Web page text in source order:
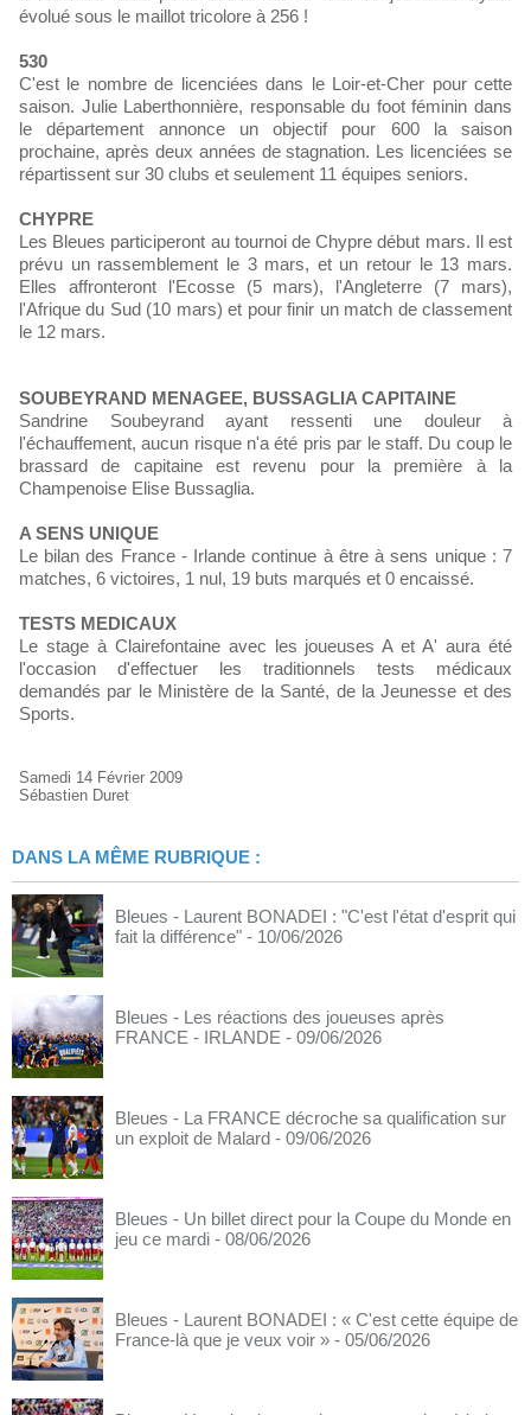
évolué sous le maillot tricolore à 256 !
530
C'est le nombre de licenciées dans le Loir-et-Cher pour cette
saison. Julie Laberthonnière, responsable du foot féminin dans
le département annonce un objectif pour 600 la saison
prochaine, après deux années de stagnation. Les licenciées se
répartissent sur 30 clubs et seulement 11 équipes seniors.
CHYPRE
Les Bleues participeront au tournoi de Chypre début mars. Il est
prévu un rassemblement le 3 mars, et un retour le 13 mars.
Elles affronteront l'Ecosse (5 mars), l'Angleterre (7 mars),
l'Afrique du Sud (10 mars) et pour finir un match de classement
le 12 mars.
SOUBEYRAND MENAGEE, BUSSAGLIA CAPITAINE
Sandrine Soubeyrand ayant ressenti une douleur à
l'échauffement, aucun risque n'a été pris par le staff. Du coup le
brassard de capitaine est revenu pour la première à la
Champenoise Elise Bussaglia.
A SENS UNIQUE
Le bilan des France - Irlande continue à être à sens unique : 7
matches, 6 victoires, 1 nul, 19 buts marqués et 0 encaissé.
TESTS MEDICAUX
Le stage à Clairefontaine avec les joueuses A et A' aura été
l'occasion d'effectuer les traditionnels tests médicaux
demandés par le Ministère de la Santé, de la Jeunesse et des
Sports.
Samedi 14 Février 2009
Sébastien Duret
DANS LA MÊME RUBRIQUE :
Bleues - Laurent BONADEI : "C'est l'état d'esprit qui
fait la différence" - 10/06/2026
Bleues - Les réactions des joueuses après
FRANCE - IRLANDE - 09/06/2026
Bleues - La FRANCE décroche sa qualification sur
un exploit de Malard - 09/06/2026
Bleues - Un billet direct pour la Coupe du Monde en
jeu ce mardi - 08/06/2026
Bleues - Laurent BONADEI : « C'est cette équipe de
France-là que je veux voir » - 05/06/2026